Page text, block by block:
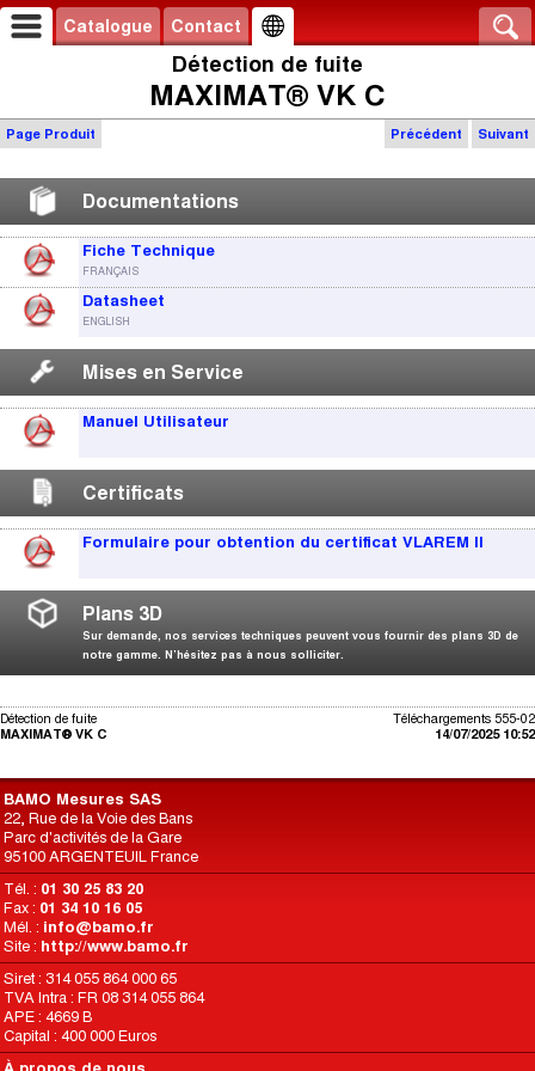
Catalogue Contact
Détection de fuite
MAXIMAT® VK C
Précédent Suivant
Page Produit
Documentations
Fiche Technique
FRANÇAIS
Datasheet
ENGLISH
Mises en Service
Manuel Utilisateur
Certificats
Formulaire pour obtention du certificat VLAREM II
Plans 3D
Sur demande, nos services techniques peuvent vous fournir des plans 3D de
notre gamme. N’hésitez pas à nous solliciter.
Téléchargements 555-02
14/07/2025 10:52
Détection de fuite
MAXIMAT® VK C
BAMO Mesures SAS
22, Rue de la Voie des Bans
Parc d'activités de la Gare
95100 ARGENTEUIL France
Tél. : 01 30 25 83 20
Fax : 01 34 10 16 05
Mél. : info@bamo.fr
Site : http://www.bamo.fr
Siret : 314 055 864 000 65
TVA Intra : FR 08 314 055 864
APE : 4669 B
Capital : 400 000 Euros